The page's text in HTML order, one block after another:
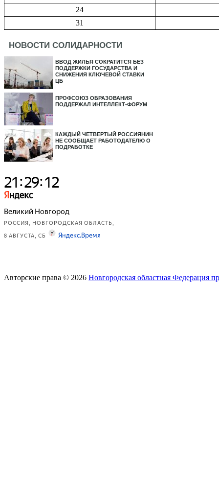
24
31
НОВОСТИ СОЛИДАРНОСТИ
ВВОД ЖИЛЬЯ СОКРАТИТСЯ БЕЗ
ПОДДЕРЖКИ ГОСУДАРСТВА И
СНИЖЕНИЯ КЛЮЧЕВОЙ СТАВКИ
ЦБ
ПРОФСОЮЗ ОБРАЗОВАНИЯ
ПОДДЕРЖАЛ ИНТЕЛЛЕКТ-ФОРУМ
КАЖДЫЙ ЧЕТВЕРТЫЙ РОССИЯНИН
НЕ СООБЩАЕТ РАБОТОДАТЕЛЮ О
ПОДРАБОТКЕ
Авторские права © 2026 Новгородская областная Федерация